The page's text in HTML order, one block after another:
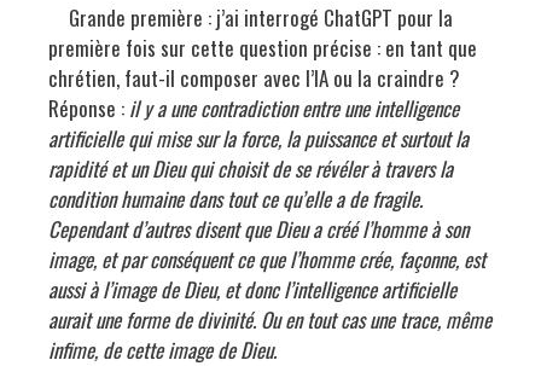
Grande première : j’ai interrogé ChatGPT pour la
première fois sur cette question précise : en tant que
chrétien, faut-il composer avec l’IA ou la craindre ?
Réponse : il y a une contradiction entreune intelligence
artificielle qui mise sur la force, la puissance et surtout la
rapiditéet un Dieu qui choisit de se révéler à travers la
condition humaine dans tout ce qu’elle a de fragile.
Cependant d’autres disent queDieu a créél’homme à son
image, et par conséquent ce que l’homme crée, façonne, est
aussi àl’image de Dieu, et donc l’intelligence artificielle
aurait une forme de divinité. Ou en tout cas une trace, même
infime, de cette image de Dieu.